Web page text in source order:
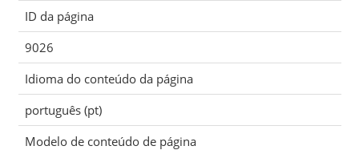
ID da página
9026
Idioma do conteúdo da página
português (pt)
Modelo de conteúdo de página